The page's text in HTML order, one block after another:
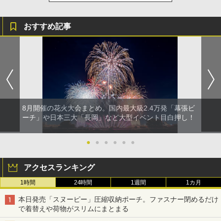
おすすめ記事
8月開催の花火大会まとめ。国内最大級2.4万発「幕張ビ
ーチ」や日本三大「長岡」など大型イベント目白押し！
● ● ● ● ● ●
アクセスランキング
1時間 24時間 1週間 1カ月
本日発売「スヌーピー」圧縮収納ポーチ。ファスナー閉めるだけ
で着替えや荷物がスリムにまとまる